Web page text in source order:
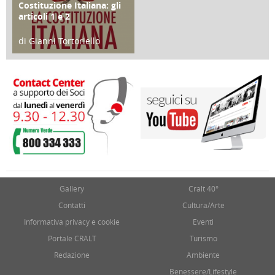
Costituzione Italiana: gli
articoli 1 e 2
di Gianni Tortoriello
17 Marzo 2018
Gallery
Contatti
Informativa privacy e cookie
Portale CRALT
Redazione
Cralt 40°
Cultura/Arte
Eventi
Turismo
Ambiente
Benessere/Lifestyle